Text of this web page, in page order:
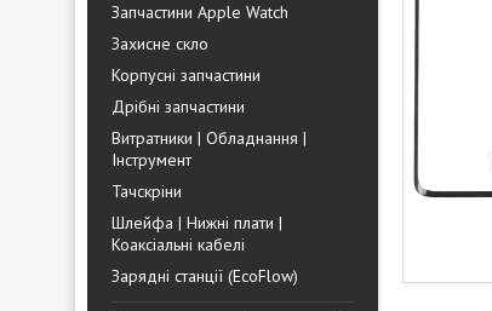
Запчастини Apple Watch
Захисне скло
Корпусні запчастини
Дрібні запчастини
Витратники | Обладнання |
Інструмент
Тачскріни
Шлейфа | Нижні плати |
Коаксіальні кабелі
Зарядні станції (EcoFlow)